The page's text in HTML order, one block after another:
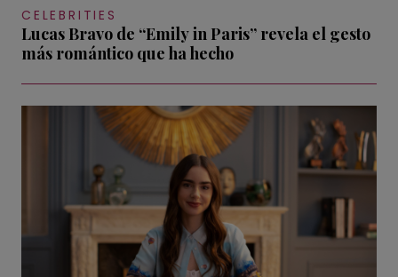
CELEBRITIES
Lucas Bravo de “Emily in Paris” revela el gesto
más romántico que ha hecho